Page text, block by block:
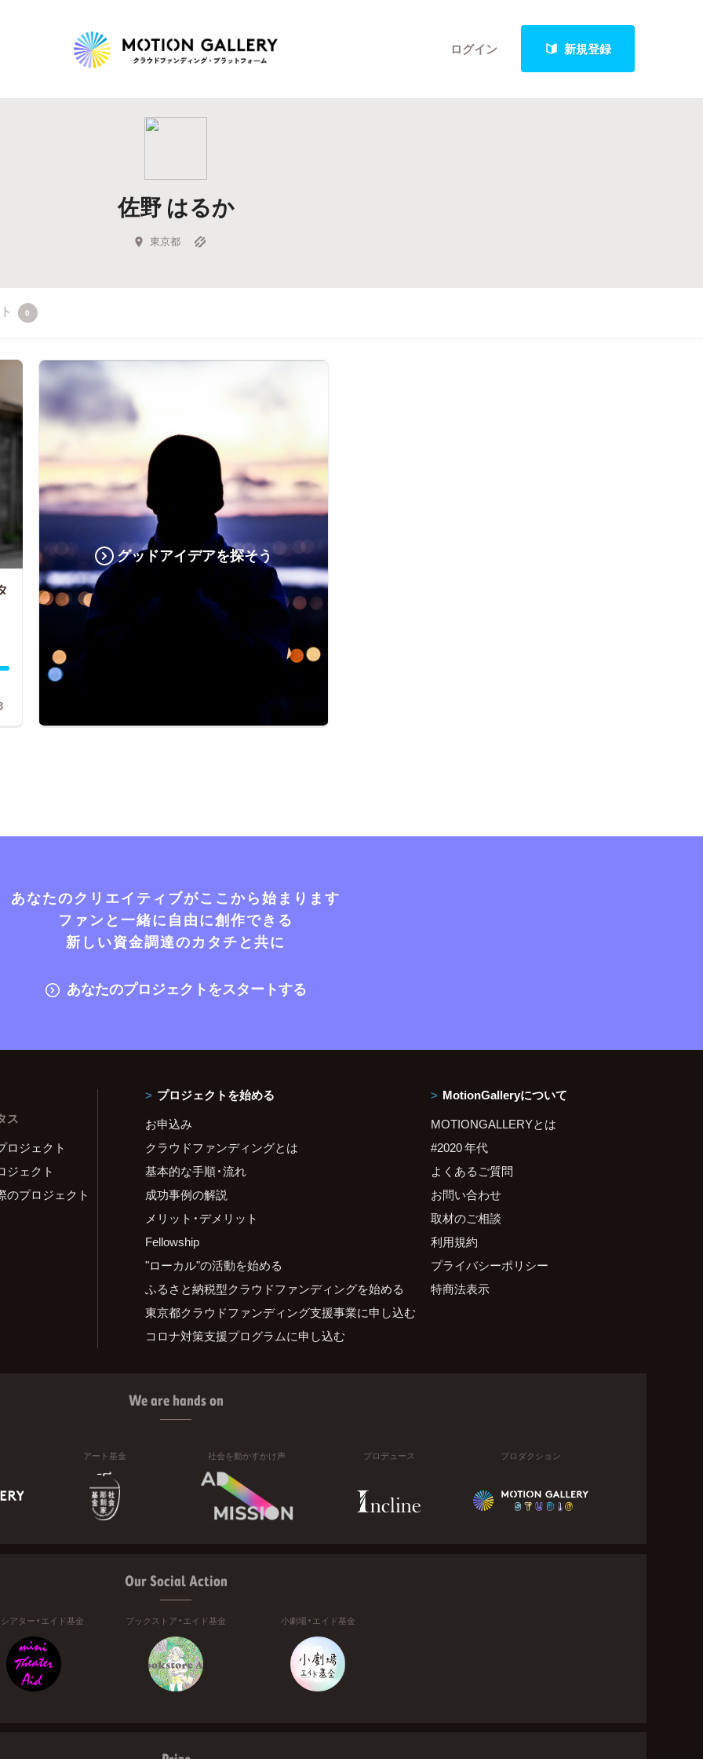
ログイン 新規登録
Highlight
Feature
キュレーターから探す
佐野 はるか
東京都
0
グッドアイデアを探そう
あなたのクリエイティブがここから始まります
ファンと一緒に自由に創作できる
新しい資金調達のカタチと共に
あなたのプロジェクトをスタートする
ス
ロジェクト
ジェクト
のプロジェクト
プロジェクトを始める
お申込み
クラウドファンディングとは
基本的な手順・流れ
成功事例の解説
メリット・デメリット
Fellowship
"ローカル"の活動を始める
ふるさと納税型クラウドファンディングを始める
東京都クラウドファンディング支援事業に申し込む
コロナ対策支援プログラムに申し込む
MotionGalleryについて
MOTIONGALLERYとは
#2020 年代
よくあるご質問
お問い合わせ
取材のご相談
利用規約
プライバシーポリシー
特商法表示
We are hands on
アート基金 社会を動かすかけ声 プロデュース プロダクション
Our Social Action
アター・エイド基金 ブックストア・エイド基金 小劇場・エイド基金